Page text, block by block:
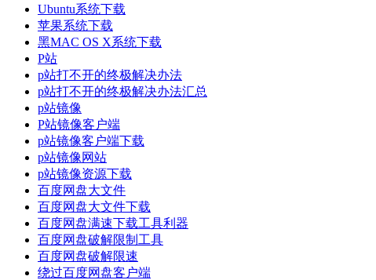
Ubuntu系统下载
苹果系统下载
黑MAC OS X系统下载
P站
p站打不开的终极解决办法
p站打不开的终极解决办法汇总
p站镜像
P站镜像客户端
p站镜像客户端下载
p站镜像网站
p站镜像资源下载
百度网盘大文件
百度网盘大文件下载
百度网盘满速下载工具利器
百度网盘破解限制工具
百度网盘破解限速
绕过百度网盘客户端